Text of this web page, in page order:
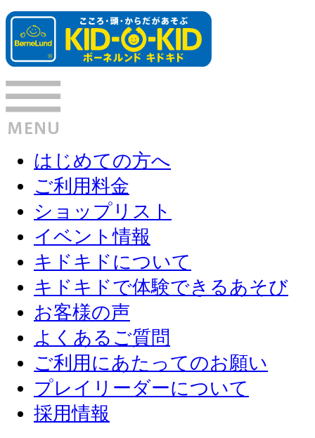
はじめての方へ
ご利用料金
ショップリスト
イベント情報
キドキドについて
キドキドで体験できるあそび
お客様の声
よくあるご質問
ご利用にあたってのお願い
プレイリーダーについて
採用情報